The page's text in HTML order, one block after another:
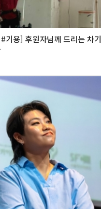
용] 후원자님께 드리는 차기